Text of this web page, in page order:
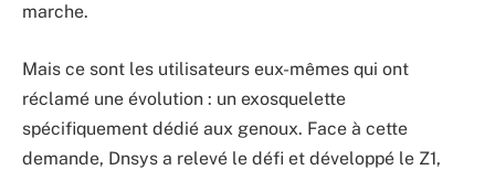
marche.
Mais ce sont les utilisateurs eux-mêmes qui ont
réclamé une évolution : un exosquelette
spécifiquement dédié aux genoux. Face à cette
demande, Dnsys a relevé le défi et développé le Z1,